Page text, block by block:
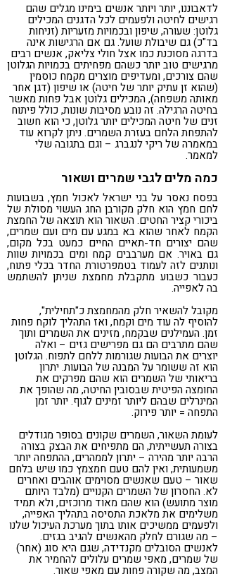
לדאבוננו, יותר ויותר אנשים בימינו מגלים שהם
רגישים לחיטה ולפעמים לכל הדגנים המכילים
גלוטן: שעורה, שיפון ובכמויות מזעריות (זניחות
בד"כ) גם שיבולת שועל. גם אם הרגישות אינה
בדרגה מסוכנת כמו אצל חולי צליאק, אנשים רבים
מרגישים טוב יותר כשהם מפחיתים בכמויות הגלוטן
שהם צורכים, ומעדיפים מוצרים מקמח כוסמין
(שהוא זן עתיק יותר של חיטה) או שיפון (דגן אחר
מאותה משפחה), המכילים גלוטן אבל פחות מאשר
בחיטה הרגילה. זה נובע מסיבות שונות, כולל פיתוח
זנים של חיטה המכילים יותר גלוטן, כי הוא חשוב
להתפחת הלחם בעזרת השמרים. ניתן לקרוא עוד
במאמרה של ריקי לנגברג – וגם בתגובה שלי
למאמר.
כמה מלים לגבי שמרים ושאור
בפסח נאסר על בני ישראל לאכול חמץ, בשבועות
לחם חמץ הוא חלק מקורבן החג העשוי מסולת של
ביכורי קציר החטים. השאור הוא תוצאה של החמצת
הקמח לאחר שהוא בא במגע עם מים ועם שמרים,
שהם יצורים חד-תאיים החיים כמעט בכל מקום,
גם באויר. אם מערבבים קמח ומים בכמויות שוות
ונותנים לזה לעמוד בטמפרטורת החדר בכלי פתוח,
כעבור כשבוע מתקבלת מחמצת שניתן להשתמש
בה לאפייה.
מקובל להשאיר חלק מהמחמצת כ"תחילית",
להוסיף לה עוד מים וקמח, ואז התהליך לוקח פחות
זמן. העמילנים שבקמח, מזינים את השמרים ותוך
שהם מתרבים הם גם מפרישים גזים – ואלה
יוצרים את הבועות שגורמות ללחם לתפוח. הגלוטן
הוא זה ששומר על המבנה של הבועות. יתרון
בריאותי של השמרים הוא שהם מפרקים את
החומצה הפיטית שבסובין החיטה, מה שהופך את
המינרלים שבהם ליותר זמינים לגוף. יותר זמן
התפחה = יותר פירוק.
לעומת השאור, השמרים שקונים בסופר מגודלים
בצורה תעשייתית, הם מתפיחים את הבצק בצורה
הרבה יותר מהירה – יתרון לממהרים, ההתפחה יותר
משמעותית, ואין להם טעם חמצמץ כמו שיש בלחם
שאור – טעם שאנשים מסוימים אוהבים ואחרים
לא. החסרון של השמרים הקנויים (מלבד היותם
מוצר מתועש) הוא שהם מאוד מרוכזים, ולא תמיד
משלימים את מלאכת התסיסה בתהליך האפייה,
ולפעמים ממשיכים אותו בתוך מערכת העיכול שלנו
– מה שגורם לחלק מהאנשים להגיב בגזים.
לאנשים הסובלים מקנדידה, שגם היא סוג (אחר)
של שמרים, מאפי שמרים עלולים להחמיר את
המצב, מה שקורה פחות עם מאפי שאור.